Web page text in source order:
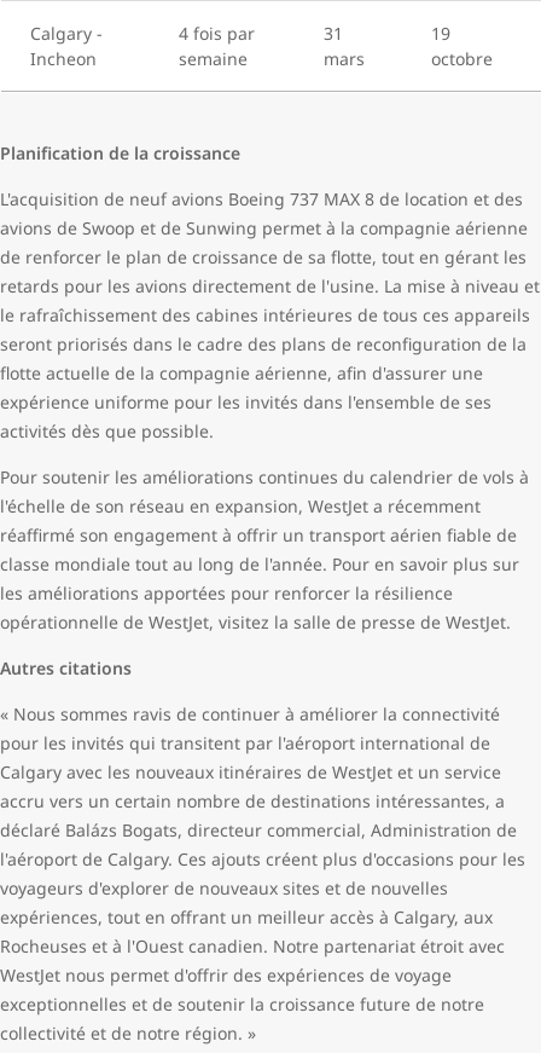
Calgary -
Incheon
4 fois par
semaine
31
mars
19
octobre
Planification de la croissance
L'acquisition de neuf avions Boeing 737 MAX 8 de location et des
avions de Swoop et de Sunwing permet à la compagnie aérienne
de renforcer le plan de croissance de sa flotte, tout en gérant les
retards pour les avions directement de l'usine. La mise à niveau et
le rafraîchissement des cabines intérieures de tous ces appareils
seront priorisés dans le cadre des plans de reconfiguration de la
flotte actuelle de la compagnie aérienne, afin d'assurer une
expérience uniforme pour les invités dans l'ensemble de ses
activités dès que possible.
Pour soutenir les améliorations continues du calendrier de vols à
l'échelle de son réseau en expansion, WestJet a récemment
réaffirmé son engagement à offrir un transport aérien fiable de
classe mondiale tout au long de l'année. Pour en savoir plus sur
les améliorations apportées pour renforcer la résilience
opérationnelle de WestJet, visitez la salle de presse de WestJet.
Autres citations
« Nous sommes ravis de continuer à améliorer la connectivité
pour les invités qui transitent par l'aéroport international de
Calgary avec les nouveaux itinéraires de WestJet et un service
accru vers un certain nombre de destinations intéressantes, a
déclaré Balázs Bogats, directeur commercial, Administration de
l'aéroport de Calgary. Ces ajouts créent plus d'occasions pour les
voyageurs d'explorer de nouveaux sites et de nouvelles
expériences, tout en offrant un meilleur accès à Calgary, aux
Rocheuses et à l'Ouest canadien. Notre partenariat étroit avec
WestJet nous permet d'offrir des expériences de voyage
exceptionnelles et de soutenir la croissance future de notre
collectivité et de notre région. »